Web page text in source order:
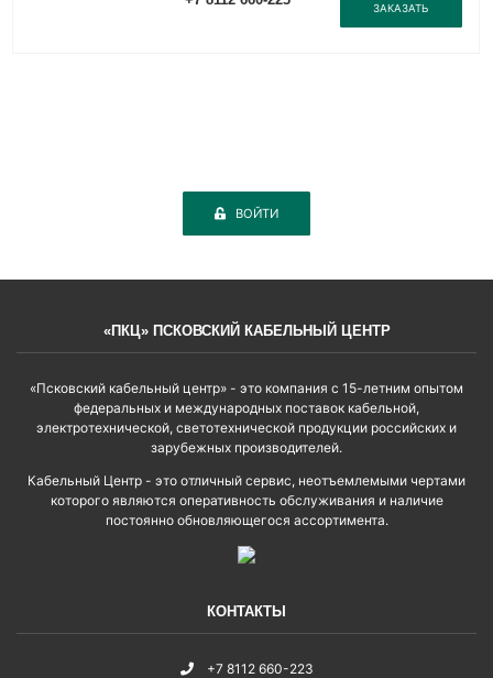
ЗАКАЗАТЬ
ВОЙТИ
«ПКЦ» ПСКОВСКИЙ КАБЕЛЬНЫЙ ЦЕНТР
«Псковский кабельный центр» - это компания с 15-летним опытом
федеральных и международных поставок кабельной,
электротехнической, светотехнической продукции российских и
зарубежных производителей.
Кабельный Центр - это отличный сервис, неотъемлемыми чертами
которого являются оперативность обслуживания и наличие
постоянно обновляющегося ассортимента.
КОНТАКТЫ
+7 8112 660-223